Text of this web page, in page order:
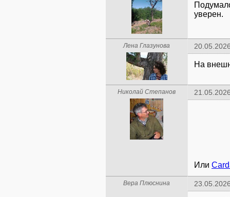
уверен.
Лена Глазунова
На
Николай Степанов
Или
Вера Плюснина